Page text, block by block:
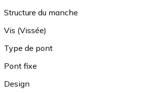
Structure du manche
Vis (Vissée)
Type de pont
Pont fixe
Design